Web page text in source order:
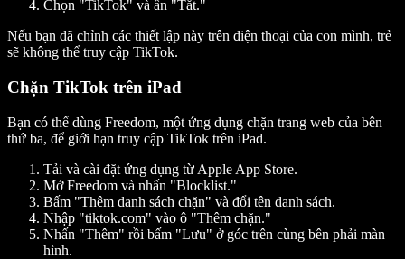
Chọn "TikTok" và ấn "Tắt."
Nếu bạn đã chỉnh các thiết lập này trên điện thoại của con mình, trẻ
sẽ không thể truy cập TikTok.
Chặn TikTok trên iPad
Bạn có thể dùng Freedom, một ứng dụng chặn trang web của bên
thứ ba, để giới hạn truy cập TikTok trên iPad.
Tải và cài đặt ứng dụng từ Apple App Store.
Mở Freedom và nhấn "Blocklist."
Bấm "Thêm danh sách chặn" và đổi tên danh sách.
Nhập "tiktok.com" vào ô "Thêm chặn."
Nhấn "Thêm" rồi bấm "Lưu" ở góc trên cùng bên phải màn
hình.